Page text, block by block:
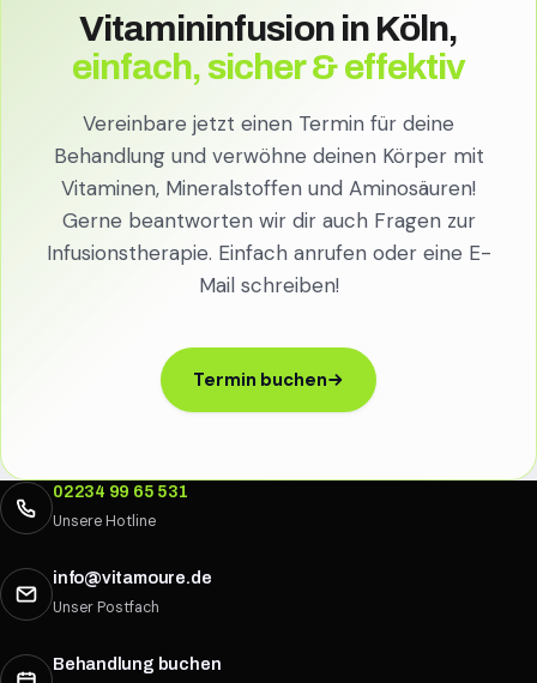
Vitamininfusion in Köln,
einfach, sicher & effektiv
Vereinbare jetzt einen Termin für deine
Behandlung und verwöhne deinen Körper mit
Vitaminen, Mineralstoffen und Aminosäuren!
Gerne beantworten wir dir auch Fragen zur
Infusionstherapie. Einfach anrufen oder eine E-
Mail schreiben!
Termin buchen
02234 99 65 531
Unsere Hotline
info@vitamoure.de
Unser Postfach
Behandlung buchen